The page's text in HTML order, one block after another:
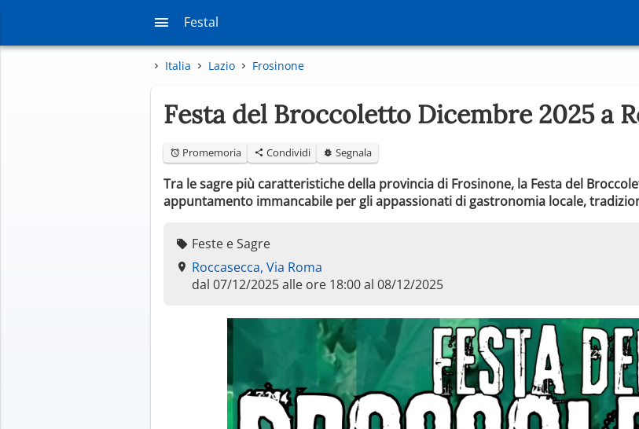
Festal
Italia Lazio Frosinone
Festa del Broccoletto Dicembre 2025 a
Promemoria Condividi Segnala
Tra le sagre più caratteristiche della provincia di Frosinone, la Festa del
appuntamento immancabile per gli appassionati di gastronomia locale,
Feste e Sagre
Roccasecca, Via Roma
dal 07/12/2025 alle ore 18:00 al 08/12/2025